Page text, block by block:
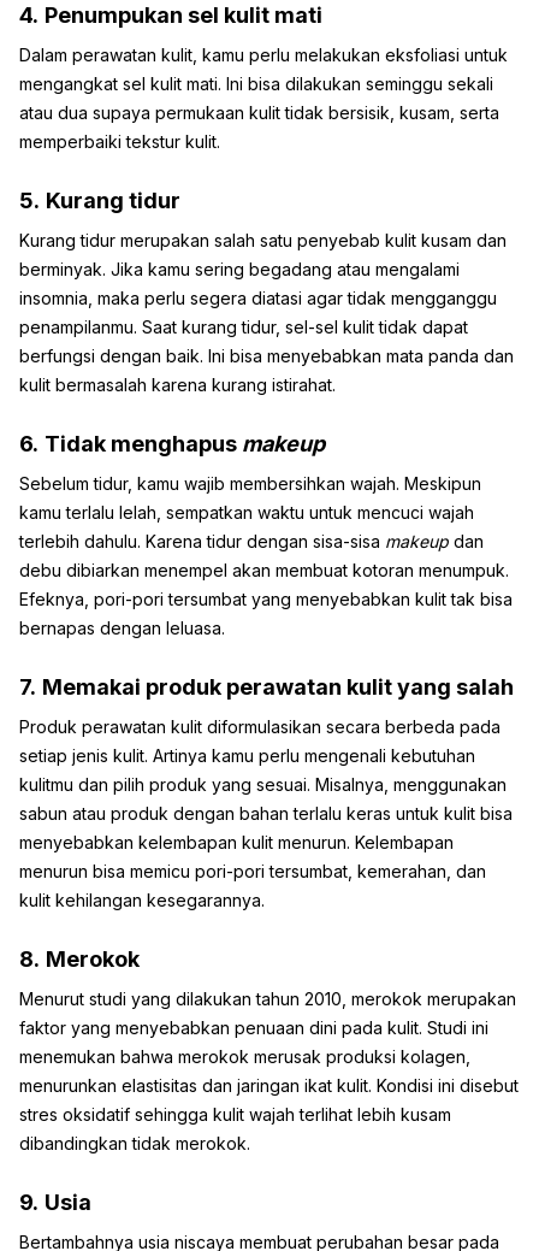
4. Penumpukan sel kulit mati
Dalam perawatan kulit, kamu perlu melakukan eksfoliasi untuk
mengangkat sel kulit mati. Ini bisa dilakukan seminggu sekali
atau dua supaya permukaan kulit tidak bersisik, kusam, serta
memperbaiki tekstur kulit.
5. Kurang tidur
Kurang tidur merupakan salah satu penyebab kulit kusam dan
berminyak. Jika kamu sering begadang atau mengalami
insomnia, maka perlu segera diatasi agar tidak mengganggu
penampilanmu. Saat kurang tidur, sel-sel kulit tidak dapat
berfungsi dengan baik. Ini bisa menyebabkan mata panda dan
kulit bermasalah karena kurang istirahat.
6. Tidak menghapus makeup
Sebelum tidur, kamu wajib membersihkan wajah. Meskipun
kamu terlalu lelah, sempatkan waktu untuk mencuci wajah
terlebih dahulu. Karena tidur dengan sisa-sisa makeup dan
debu dibiarkan menempel akan membuat kotoran menumpuk.
Efeknya, pori-pori tersumbat yang menyebabkan kulit tak bisa
bernapas dengan leluasa.
7. Memakai produk perawatan kulit yang salah
Produk perawatan kulit diformulasikan secara berbeda pada
setiap jenis kulit. Artinya kamu perlu mengenali kebutuhan
kulitmu dan pilih produk yang sesuai. Misalnya, menggunakan
sabun atau produk dengan bahan terlalu keras untuk kulit bisa
menyebabkan kelembapan kulit menurun. Kelembapan
menurun bisa memicu pori-pori tersumbat, kemerahan, dan
kulit kehilangan kesegarannya.
8. Merokok
Menurut studi yang dilakukan tahun 2010, merokok merupakan
faktor yang menyebabkan penuaan dini pada kulit. Studi ini
menemukan bahwa merokok merusak produksi kolagen,
menurunkan elastisitas dan jaringan ikat kulit. Kondisi ini disebut
stres oksidatif sehingga kulit wajah terlihat lebih kusam
dibandingkan tidak merokok.
9. Usia
Bertambahnya usia niscaya membuat perubahan besar pada